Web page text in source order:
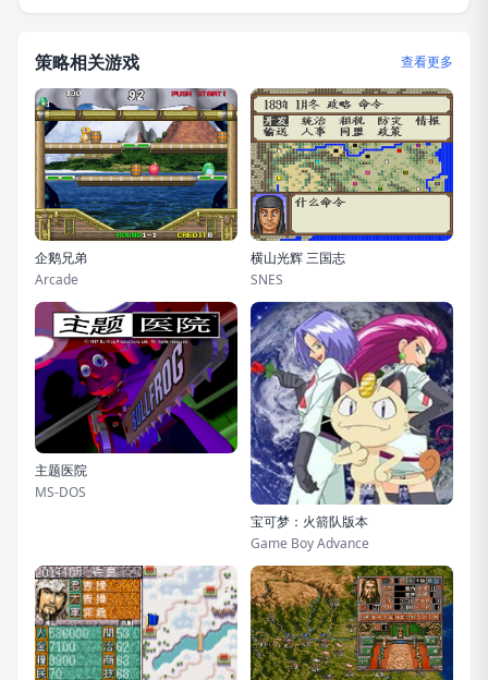
策略相关游戏 查看更多
企鹅兄弟
Arcade
横山光辉 三国志
SNES
主题医院
MS-DOS
宝可梦：火箭队版本
Game Boy Advance